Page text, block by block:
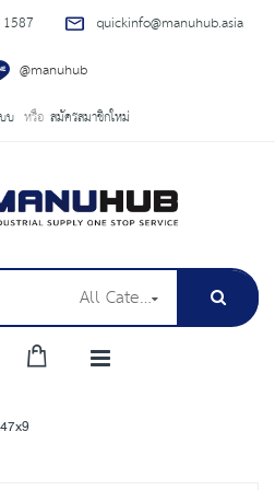
quickinfo@manuhub.asia
@manuhub
บ สมัครสมาชิกใหม่
All Categories